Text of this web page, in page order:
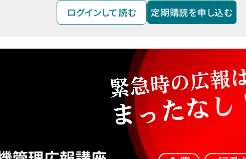
ログインして読む 定期購読を申し込む